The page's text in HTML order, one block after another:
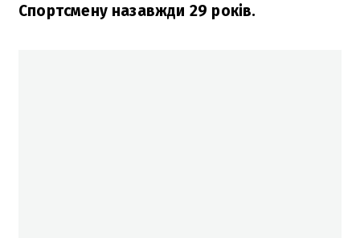
Спортсмену назавжди 29 років.